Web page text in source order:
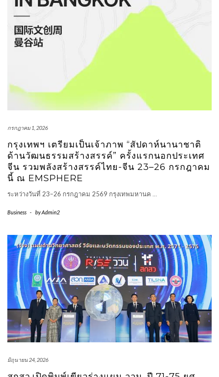
กรกฎาคม 1, 2026
กรุงเทพฯ เตรียมเป็นเจ้าภาพ “สัปดาห์นานาชาติ
ด้านวัฒนธรรมสร้างสรรค์” ครั้งแรกนอกประเทศ
จีน รวมพลังสร้างสรรค์ไทย-จีน 23–26 กรกฎาคม
นี้ ณ EMSPHERE
ระหว่างวันที่ 23–26 กรกฎาคม 2569 กรุงเทพมหานค …
Business - byAdmin2
มิถุนายน 24, 2026